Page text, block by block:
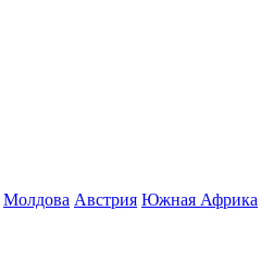
Молдова Австрия Южная Африка